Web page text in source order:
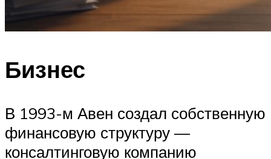
Бизнес
В 1993-м Авен создал собственную
финансовую структуру —
консалтинговую компанию